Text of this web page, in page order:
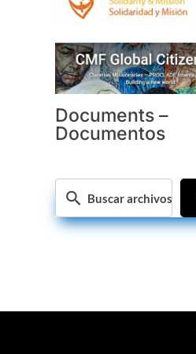
Documents –
Documentos